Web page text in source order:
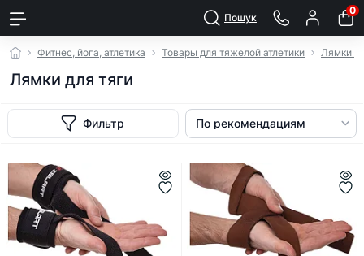
Пошук
0
Фитнес, йога, атлетика Товары для тяжелой атлетики Лямки и
Лямки для тяги
Фильтр